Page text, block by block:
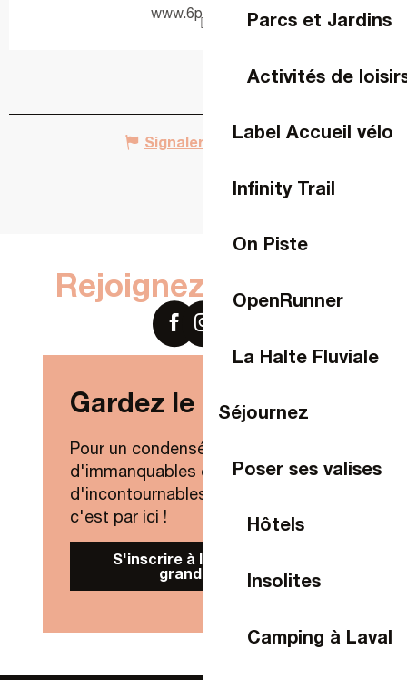
Parcs et Jardins
Activités de
Label Accueil vélo
Infinity Trail
On Piste
OpenRunner
La Halte Fluviale
Séjournez
Poser ses valises
Hôtels
Insolites
Camping à Laval
www.6par4.com
Signaler une erreur
Rejoignez-nous sur
Gardez le contact !
Pour un condensé de nouveautés,
d'immanquables et
d'incontournables de Laval Agglo,
c'est par ici !
S'inscrire à la Newsletter
grand public